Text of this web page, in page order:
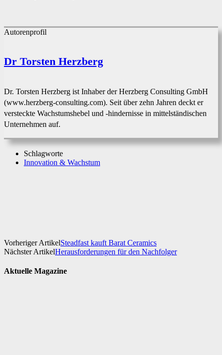
Autorenprofil
Dr Torsten Herzberg
Dr. Torsten Herzberg ist Inhaber der Herzberg Consulting GmbH
(www.herzberg-consulting.com). Seit über zehn Jahren deckt er
versteckte Wachstumshebel und -hindernisse in mittelständischen
Unternehmen auf.
Schlagworte
Innovation & Wachstum
Vorheriger ArtikelSteadfast kauft Barat Ceramics
Nächster ArtikelHerausforderungen für den Nachfolger
Aktuelle Magazine